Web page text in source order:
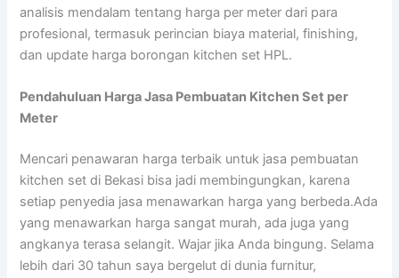
analisis mendalam tentang harga per meter dari para
profesional, termasuk perincian biaya material, finishing,
dan update harga borongan kitchen set HPL.
Pendahuluan Harga Jasa Pembuatan Kitchen Set per
Meter
Mencari penawaran harga terbaik untuk jasa pembuatan
kitchen set di Bekasi bisa jadi membingungkan, karena
setiap penyedia jasa menawarkan harga yang berbeda.Ada
yang menawarkan harga sangat murah, ada juga yang
angkanya terasa selangit. Wajar jika Anda bingung. Selama
lebih dari 30 tahun saya bergelut di dunia furnitur,